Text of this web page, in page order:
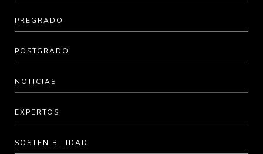
PREGRADO
POSTGRADO
NOTICIAS
EXPERTOS
SOSTENIBILIDAD